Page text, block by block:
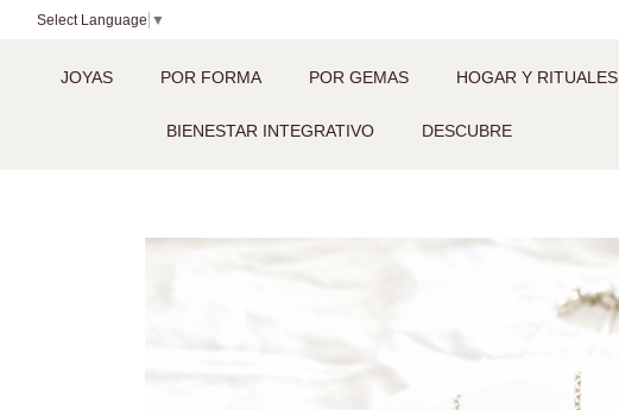
Select Language ▼
JOYAS POR FORMA POR GEMAS HOGAR Y RITUALES
BIENESTAR INTEGRATIVO DESCUBRE